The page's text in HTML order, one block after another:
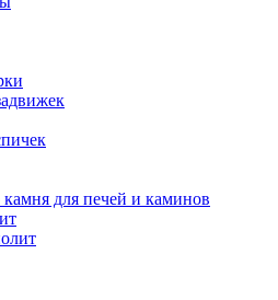
для печей и каминов